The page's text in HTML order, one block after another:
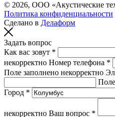
© 2026, ООО «Акустические
Политика конфиденциальности
Сделано в Делаформ
Задать вопрос
Как вас зовут *
некорректно Номер телефона *
Поле заполнено некорректно
Город *
некорректно Ваш вопрос *